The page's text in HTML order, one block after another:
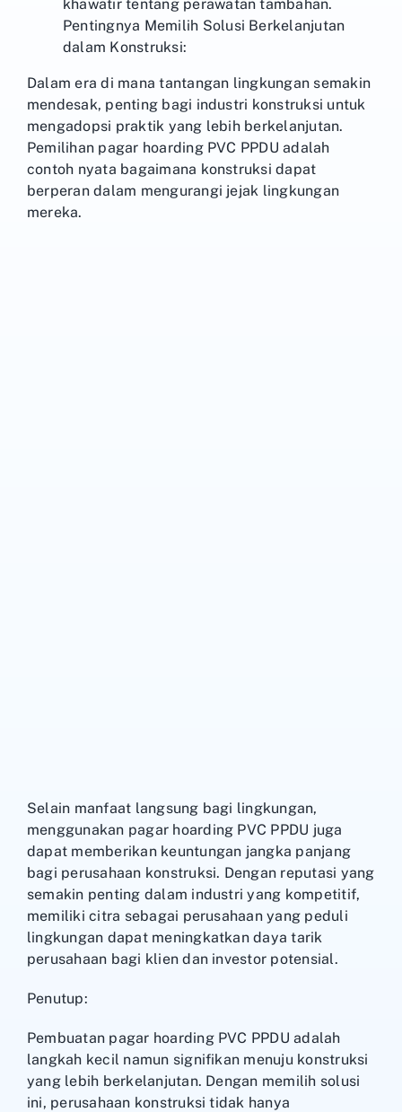
khawatir tentang perawatan tambahan.
Pentingnya Memilih Solusi Berkelanjutan
dalam Konstruksi:
Dalam era di mana tantangan lingkungan semakin
mendesak, penting bagi industri konstruksi untuk
mengadopsi praktik yang lebih berkelanjutan.
Pemilihan pagar hoarding PVC PPDU adalah
contoh nyata bagaimana konstruksi dapat
berperan dalam mengurangi jejak lingkungan
mereka.
Selain manfaat langsung bagi lingkungan,
menggunakan pagar hoarding PVC PPDU juga
dapat memberikan keuntungan jangka panjang
bagi perusahaan konstruksi. Dengan reputasi yang
semakin penting dalam industri yang kompetitif,
memiliki citra sebagai perusahaan yang peduli
lingkungan dapat meningkatkan daya tarik
perusahaan bagi klien dan investor potensial.
Penutup:
Pembuatan pagar hoarding PVC PPDU adalah
langkah kecil namun signifikan menuju konstruksi
yang lebih berkelanjutan. Dengan memilih solusi
ini, perusahaan konstruksi tidak hanya